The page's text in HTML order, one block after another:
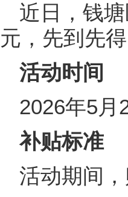
近日，钱
元，先到先
活动时间
2026年5月
补贴标准
活动期间